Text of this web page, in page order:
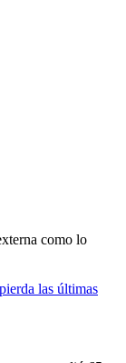
como lo
las últimas